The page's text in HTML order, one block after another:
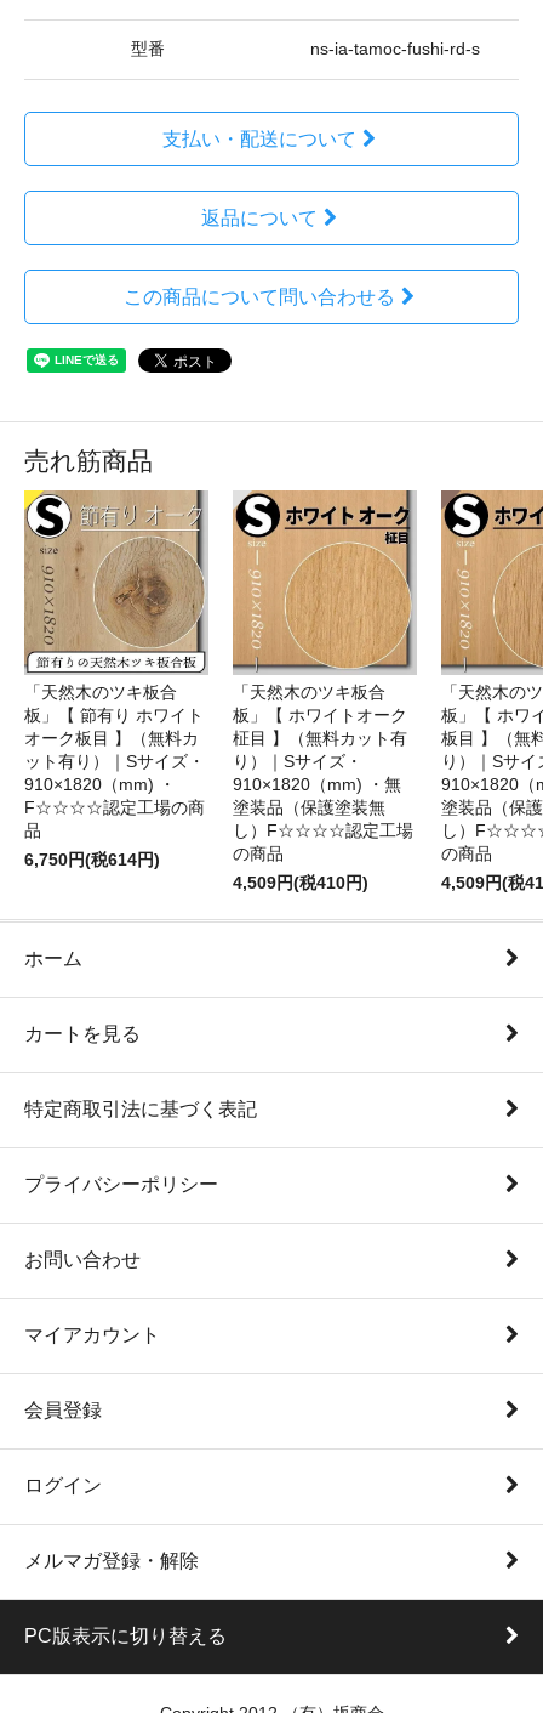
型番 ns-ia-tamoc-fushi-rd-s
支払い・配送について
返品について
この商品について問い合わせる
売れ筋商品
「天然木のツキ板合
板」【 節有り ホワイト
オーク板目 】（無料カ
ット有り）｜Sサイズ・
910×1820（mm) ・
F☆☆☆☆認定工場の商
品
6,750円(税614円)
「天然木のツキ板合
板」【 ホワイトオーク
柾目 】（無料カット有
り）｜Sサイズ・
910×1820（mm) ・無
塗装品（保護塗装無
し）F☆☆☆☆認定工場
の商品
4,509円(税410円)
「天然木の
板」【 ホワ
板目 】（無
り）｜Sサイ
910×1820（
塗装品（保
し）
の商品
4,509円(税
ホーム
カートを見る
特定商取引法に基づく表記
プライバシーポリシー
お問い合わせ
マイアカウント
会員登録
ログイン
メルマガ登録・解除
PC版表示に切り替える